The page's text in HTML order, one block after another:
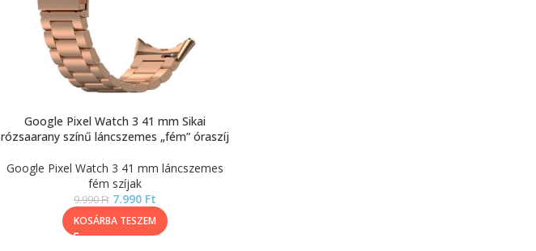
Google Pixel Watch 3 41 mm Sikai
rózsaarany színű láncszemes „fém” óraszíj
Google Pixel Watch 3 41 mm láncszemes
fém szíjak
9.990Ft 7.990 Ft
KOSÁRBA TESZEM